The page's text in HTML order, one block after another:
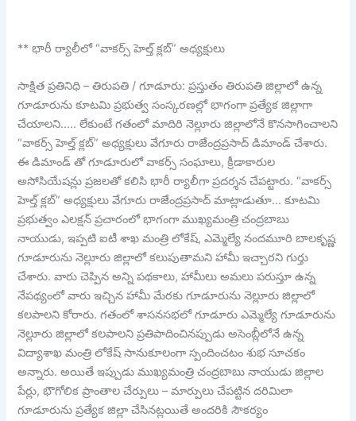
** భారీ ర్యాలీలో “వాకర్స్ హెల్త్ క్లబ్” అధ్యక్షులు
సాక్షిత ప్రతినిధి – తిరుపతి / గూడూరు: ప్రస్తుతం తిరుపతి జిల్లాలో ఉన్న
గూడూరును కూటమి ప్రభుత్వ సంస్కరణల్లో భాగంగా ప్రత్యేక జిల్లాగా
చేయాలని….. లేకుంటే గతంలో మాదిరి నెల్లూరు జిల్లాలోనే కొనసాగించాలని
“వాకర్స్ హెల్త్ క్లబ్” అధ్యక్షులు వేగూరు రాజేంద్రప్రసాద్ డిమాండ్ చేశారు.
ఈ డిమాండ్ తో గూడూరులో వాకర్స్ సంఘాలు, క్రీడాకారుల
అసోసియేషన్లు ప్రజలతో కలిసి భారీ ర్యాలీగా ప్రదర్శన చేపట్టారు. “వాకర్స్
హెల్త్ క్లబ్” అధ్యక్షులు వేగూరు రాజేంద్రప్రసాద్ మాట్లాడుతూ… కూటమి
ప్రభుత్వం ఎలక్షన్ ప్రచారంలో భాగంగా ముఖ్యమంత్రి చంద్రబాబు
నాయుడు, ఇప్పటి ఐటీ శాఖ మంత్రి లోకేష్, ఎమ్మెల్యే నందమూరి బాలకృష్ణ
గూడూరును నెల్లూరు జిల్లాలో కలుపుతామని హామీ ఇచ్చారని గుర్తు
చేశారు. వారు చెప్పిన అన్ని పథకాలు, హామీలు అమలు పరుస్తూ ఉన్న
నేపథ్యంలో వారు ఇచ్చిన హామీ మేరకు గూడూరును నెల్లూరు జిల్లాలో
కలపాలని కోరారు. గతంలో శాసనసభలో గూడూరు ఎమ్మెల్యే గూడూరును
నెల్లూరు జిల్లాలో కలపాలని ప్రతిపాదించినప్పుడు అసెంబ్లీలోనే ఉన్న
విద్యాశాఖ మంత్రి లోకేష్ సానుకూలంగా స్పందించటం శుభ సూచకం
అన్నారు. అయితే ఇప్పుడు ముఖ్యమంత్రి చంద్రబాబు నాయుడు జిల్లాల
పేర్లు, భౌగోలిక ప్రాంతాల చేర్పులు – మార్పులు చేపట్టిన దరిమిలా
గూడూరును ప్రత్యేక జిల్లా చేసినట్లయితే అందరికి సౌకర్యం